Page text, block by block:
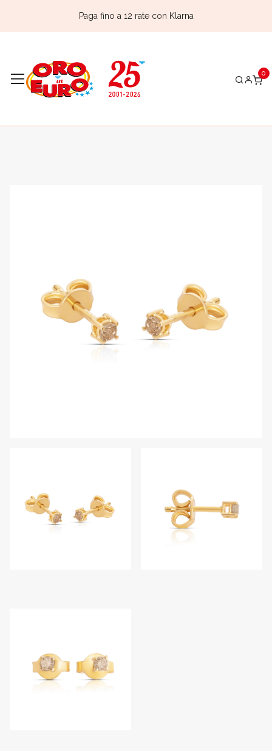
Paga fino a 12 rate con Klarna